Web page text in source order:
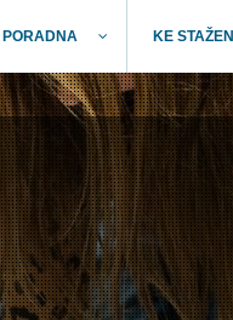
PORADNA KE STAŽENÍ